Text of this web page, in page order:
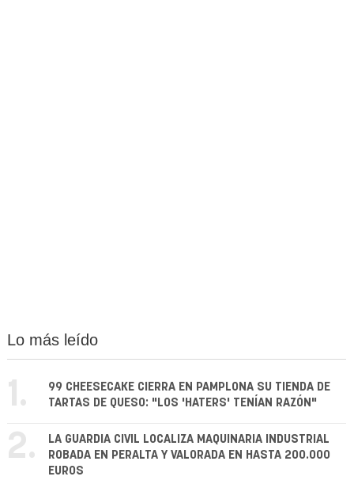
Lo más leído
1.
99 CHEESECAKE CIERRA EN PAMPLONA SU TIENDA DE
TARTAS DE QUESO: "LOS 'HATERS' TENÍAN RAZÓN"
2.
LA GUARDIA CIVIL LOCALIZA MAQUINARIA INDUSTRIAL
ROBADA EN PERALTA Y VALORADA EN HASTA 200.000
EUROS